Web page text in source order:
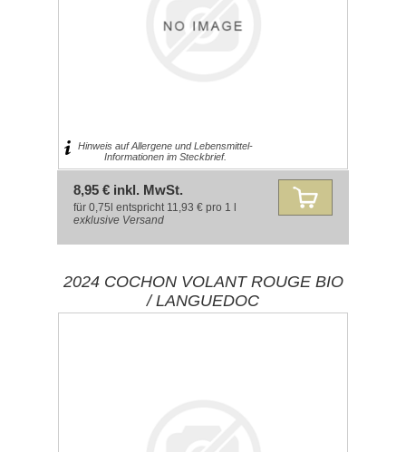
Hinweis auf Allergene und Lebensmittel-
Informationen im Steckbrief.
8,95 € inkl. MwSt.
für 0,75l entspricht 11,93 € pro 1 l
exklusive Versand
2024 COCHON VOLANT ROUGE BIO
/ LANGUEDOC